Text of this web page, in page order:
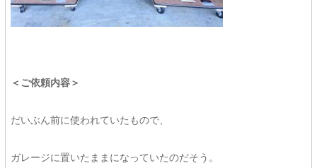
＜ご依頼内容＞
だいぶん前に使われていたもので、
ガレージに置いたままになっていたのだそう。